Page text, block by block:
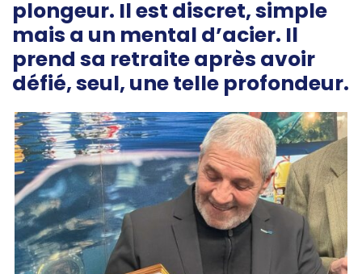
plongeur. Il est discret, simple
mais a un mental d’acier. Il
prend sa retraite après avoir
défié, seul, une telle profondeur.